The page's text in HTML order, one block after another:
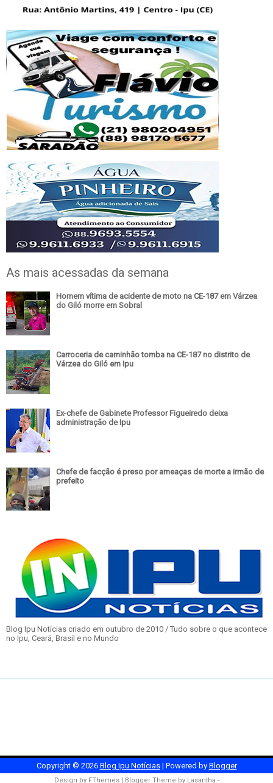
As mais acessadas da semana
Homem vítima de acidente de moto na CE-187 em Várzea
do Giló morre em Sobral
Carroceria de caminhão tomba na CE-187 no distrito de
Várzea do Giló em Ipu
Ex-chefe de Gabinete Professor Figueiredo deixa
administração de Ipu
Chefe de facção é preso por ameaças de morte a irmão de
prefeito
Blog Ipu Notícias criado em outubro de 2010 / Tudo sobre o que acontece
no Ipu, Ceará, Brasil e no Mundo
Copyright © 2026 Blog Ipu Notícias| Powered by Blogger
Design by FThemes| Blogger Theme by Lasantha -